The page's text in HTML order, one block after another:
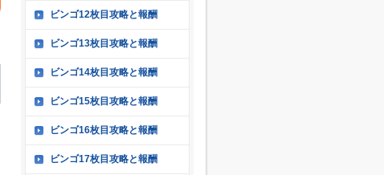
ビンゴ12枚目攻略と報酬
ビンゴ13枚目攻略と報酬
ビンゴ14枚目攻略と報酬
ビンゴ15枚目攻略と報酬
ビンゴ16枚目攻略と報酬
ビンゴ17枚目攻略と報酬